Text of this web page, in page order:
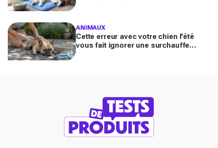
ANIMAUX
Cette erreur avec votre chien l'été
vous fait ignorer une surchauffe